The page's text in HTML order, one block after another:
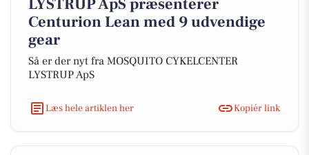
LYSTRUP ApS præsenterer
Centurion Lean med 9 udvendige
gear
Så er der nyt fra MOSQUITO CYKELCENTER
LYSTRUP ApS
Læs hele artiklen her Kopiér link